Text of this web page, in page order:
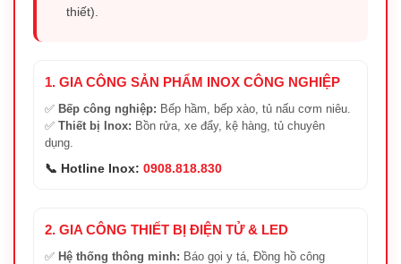
thiết).
1. GIA CÔNG SẢN PHẨM INOX CÔNG NGHIỆP
✅ Bếp công nghiệp: Bếp hầm, bếp xào, tủ nấu cơm niêu.
✅ Thiết bị Inox: Bồn rửa, xe đẩy, kệ hàng, tủ chuyên
dụng.
📞 Hotline Inox: 0908.818.830
2. GIA CÔNG THIẾT BỊ ĐIỆN TỬ & LED
✅ Hệ thống thông minh: Báo gọi y tá, Đồng hồ công